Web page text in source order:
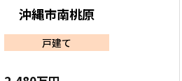
沖縄市南桃原
戸建て